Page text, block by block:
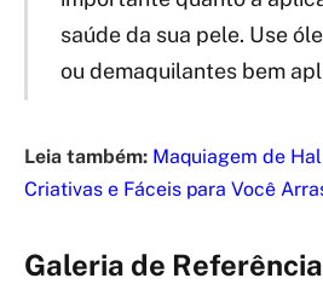
saúde da sua pele. Use
ou demaquilantes bem
Leia também: Maquiagem de
Criativas e Fáceis para Você
Galeria de